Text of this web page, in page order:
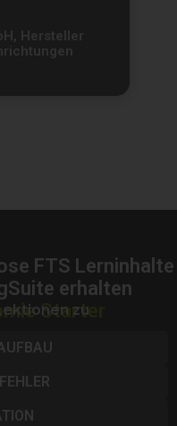
Hersteller
FTS Lerninhalte
erhalten
Starter
zu